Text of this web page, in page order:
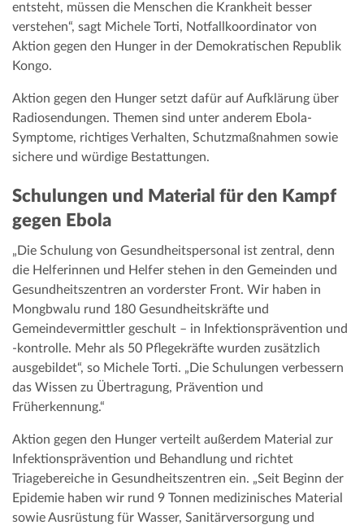
entsteht, müssen die Menschen die Krankheit besser
verstehen“, sagt Michele Torti, Notfallkoordinator von
Aktion gegen den Hunger in der Demokratischen Republik
Kongo.
Aktion gegen den Hunger setzt dafür auf Aufklärung über
Radiosendungen. Themen sind unter anderem Ebola-
Symptome, richtiges Verhalten, Schutzmaßnahmen sowie
sichere und würdige Bestattungen.
Schulungen und Material für den Kampf
gegen Ebola
„Die Schulung von Gesundheitspersonal ist zentral, denn
die Helferinnen und Helfer stehen in den Gemeinden und
Gesundheitszentren an vorderster Front. Wir haben in
Mongbwalu rund 180 Gesundheitskräfte und
Gemeindevermittler geschult – in Infektionsprävention und
-kontrolle. Mehr als 50 Pflegekräfte wurden zusätzlich
ausgebildet“, so Michele Torti. „Die Schulungen verbessern
das Wissen zu Übertragung, Prävention und
Früherkennung.“
Aktion gegen den Hunger verteilt außerdem Material zur
Infektionsprävention und Behandlung und richtet
Triagebereiche in Gesundheitszentren ein. „Seit Beginn der
Epidemie haben wir rund 9 Tonnen medizinisches Material
sowie Ausrüstung für Wasser, Sanitärversorgung und